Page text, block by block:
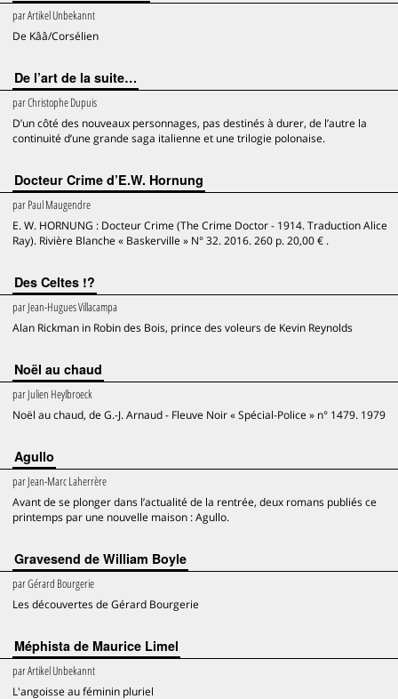
parArtikel Unbekannt
De Kââ/Corsélien
De l’art de la suite…
parChristophe Dupuis
D’un côté des nouveaux personnages, pas destinés à durer, de l’autre la
continuité d’une grande saga italienne et une trilogie polonaise.
Docteur Crime d’E.W. Hornung
parPaul Maugendre
E. W. HORNUNG : Docteur Crime (The Crime Doctor - 1914. Traduction Alice
Ray). Rivière Blanche « Baskerville » N° 32. 2016. 260 p. 20,00 € .
Des Celtes !?
parJean-Hugues Villacampa
Alan Rickman in Robin des Bois, prince des voleurs de Kevin Reynolds
Noël au chaud
parJulien Heylbroeck
Noël au chaud, de G.-J. Arnaud - Fleuve Noir « Spécial-Police » n° 1479. 1979
Agullo
parJean-Marc Laherrère
Avant de se plonger dans l’actualité de la rentrée, deux romans publiés ce
printemps par une nouvelle maison : Agullo.
Gravesend de William Boyle
parGérard Bourgerie
Les découvertes de Gérard Bourgerie
Méphista de Maurice Limel
parArtikel Unbekannt
L'angoisse au féminin pluriel